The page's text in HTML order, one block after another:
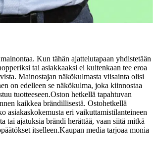
Kun tähän ajattelutapaan yhdistetään
tai asiakkaaksi ei kuitenkaan tee eroa
Mainostajan näkökulmasta viisainta olisi
on edelleen se näkökulma, joka kiinnostaa
tuotteeseen.Oston hetkellä tapahtuvan
kaikkea brändillisestä. Ostohetkellä
asiakaskokemusta eri vaikuttamistilanteineen
tai ajatuksia brändi herättää, vaan siitä mitkä
itselleen.Kaupan media tarjoaa monia